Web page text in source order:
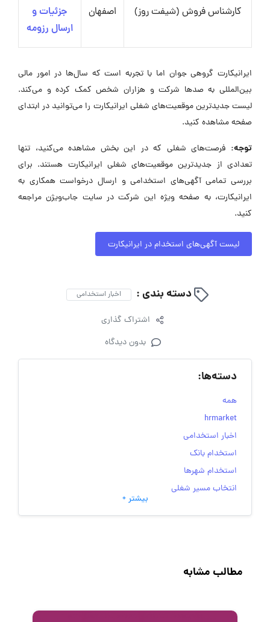
کارشناس فروش (شیفت روز) اصفهان
جزئیات و
ارسال رزومه
ایرانیکارت گروهی جوان اما با تجربه است که سال‌ها در امور مالی
بین‌المللی به صدها شرکت و هزاران شخص کمک کرده و می‌کند.
لیست جدیدترین موقعیت‌های شغلی ایرانیکارت را می‌توانید در ابتدای
صفحه مشاهده کنید.
توجه: فرصت‌های شغلی که در این بخش مشاهده می‌کنید، تنها
تعدادی از جدیدترین موقعیت‌های شغلی ایرانیکارت هستند. برای
بررسی تمامی آگهی‌های استخدامی و ارسال درخواست همکاری به
ایرانیکارت، به صفحه ویژه این شرکت در سایت جاب‌ویژن مراجعه
کنید.
لیست آگهی‌های استخدام در ایرانیکارت
دسته بندی : اخبار استخدامی
اشتراک گذاری
بدون دیدگاه
دسته‌ها:
همه
hrmarket
اخبار استخدامی
استخدام بانک
استخدام شهرها
انتخاب مسیر شغلی
به‌روزرسانی‌های سایت (کارجویی)
رزومه
فریلنسر
بیشتر +
مطالب مشابه